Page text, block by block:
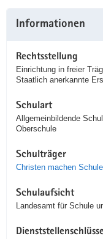
Informationen
Rechtsstellung
Einrichtung in freier
Staatlich anerkannte
Schulart
Allgemeinbildende
Oberschule
Schulträger
Christen machen
Schulaufsicht
Landesamt für Schule